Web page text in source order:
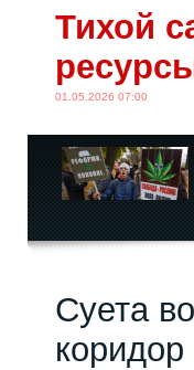
Тихой
01.05.2026 07:00
Суета